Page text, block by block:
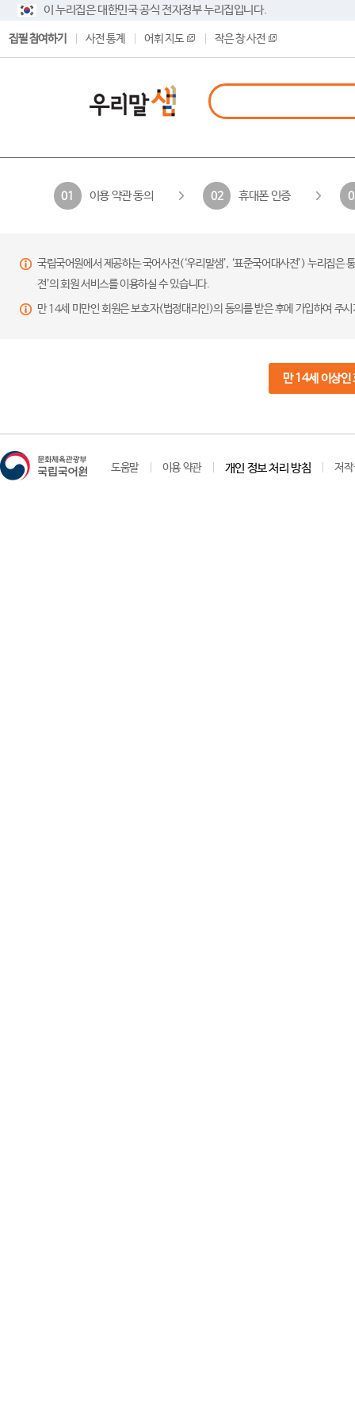
이 누리집은 대한민국 공식 전자정부 누리집입니다.
집필 참여하기 사전 통계 어휘 지도 작은 창 사전
01 이용 약관 동의 02 휴대폰 인증
국립국어원에서 제공하는 국어사전(‘우리말샘’, ‘표준국어대사전’) 누리집
전’의 회원 서비스를 이용하실 수 있습니다.
만 14세 미만인 회원은 보호자(법정대리인)의 동의를 받은 후에 가입하여 주
만 14세 이상인
도움말 이용 약관 개인 정보 처리 방침 저